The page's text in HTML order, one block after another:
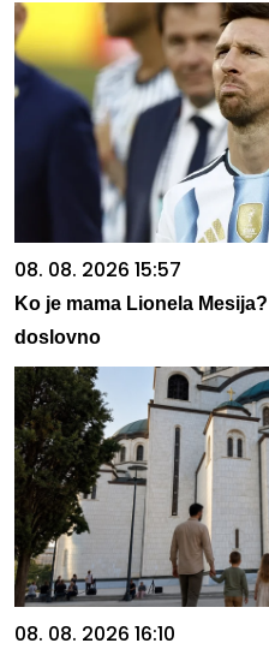
08. 08. 2026 15:57
Ko je mama Lionela
doslovno
08. 08. 2026 16:10